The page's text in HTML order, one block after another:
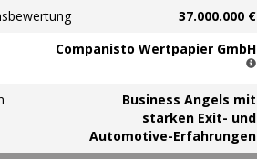
37.000.000 €
Companisto Wertpapier GmbH
Business Angels mit
starken Exit- und
Automotive-Erfahrungen